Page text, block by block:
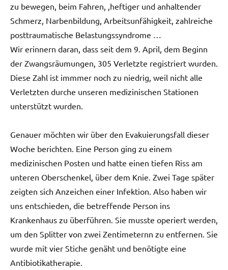
zu bewegen, beim Fahren, ,heftiger und anhaltender
Schmerz, Narbenbildung, Arbeitsunfähigkeit, zahlreiche
posttraumatische Belastungssyndrome …
Wir erinnern daran, dass seit dem 9. April, dem Beginn
der Zwangsräumungen, 305 Verletzte registriert wurden.
Diese Zahl ist immmer noch zu niedrig, weil nicht alle
Verletzten durche unseren medizinischen Stationen
unterstützt wurden.
Genauer möchten wir über den Evakuierungsfall dieser
Woche berichten. Eine Person ging zu einem
medizinischen Posten und hatte einen tiefen Riss am
unteren Oberschenkel, über dem Knie. Zwei Tage später
zeigten sich Anzeichen einer Infektion. Also haben wir
uns entschieden, die betreffende Person ins
Krankenhaus zu überführen. Sie musste operiert werden,
um den Splitter von zwei Zentimeternn zu entfernen. Sie
wurde mit vier Stiche genäht und benötigte eine
Antibiotikatherapie.